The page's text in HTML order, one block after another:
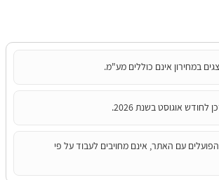
במחירון אינם כוללים מע"מ.
לחודש אוגוסט בשנת 2026.
הפועלים עם האתר, אינם מחויבים לעבוד על פי